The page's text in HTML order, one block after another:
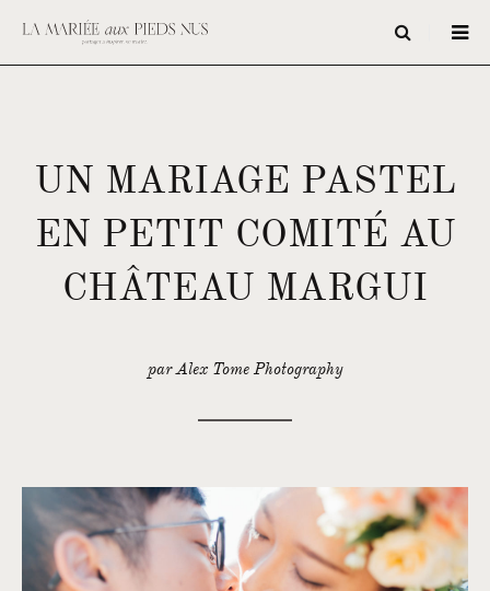
UN MARIAGE PASTEL
EN PETIT COMITÉ AU
CHÂTEAU MARGUI
par Alex Tome Photography